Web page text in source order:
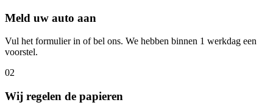
Meld uw auto aan
Vul het formulier in of bel ons. We hebben binnen 1 werkdag een
voorstel.
02
Wij regelen de papieren